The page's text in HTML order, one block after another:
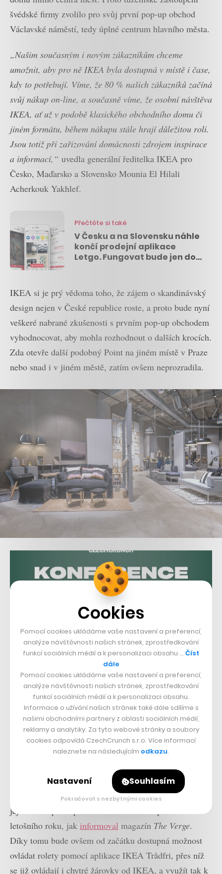
švédské firmy zvolilo pro svůj první pop-up obchod
Václavské náměstí, tedy úplné centrum hlavního města.
„Našim současným i novým zákazníkům chceme
umožnit, aby pro ně IKEA byla dostupná v místě i čase,
kdy to potřebují. Víme, že 80 % našich zákazníků začíná
svůj nákup on-line, a současně víme, že osobní návštěva
IKEA, ať už v podobě klasického obchodního domu či
jiném formátu, během nákupu stále hrají důležitou roli.
Jsou totiž při zařizování domácnosti zdrojem inspirace
a informací,“ uvedla generální ředitelka IKEA pro
Česko, Maďarsko a Slovensko Mounia El Hilali
Acherkouk Yakhlef.
Přečtěte si také
V Česku a na Slovensku náhle
končí prodejní aplikace
Letgo. Fungovat bude jen do
IKEA si je prý vědoma toho, že zájem o skandinávský
design nejen v České republice roste, a proto bude nyní
veškeré nabrané zkušenosti s prvním pop-up obchodem
vyhodnocovat, aby mohla rozhodnout o dalších krocích.
Zda otevře další podobný Point na jiném místě v Praze
nebo snad i v jiném městě, zatím ovšem neprozradila.
doplněk do domácnosti v podoběrolet ovládaných na
, kvůli práci na vylepšování firmwaru se však
jejich dostupnost přesouvá až na druhou polovinu
letošního roku, jak informoval magazín The Verge.
Díky tomu bude ovšem od začátku dostupná možnost
ovládat rolety pomocí aplikace IKEA Trådfri, přes níž
se již ovládají i chytré žárovky od IKEA, a využít tak k
Cookies
Pomocí cookies ukládáme vaše nastavení a preferencí,
analýze návštěvnosti našich stránek, zprostředkování
funkcí sociálních médií a k personalizaci obsahu … Číst
dále
Pomocí cookies ukládáme vaše nastavení a preferencí,
analýze návštěvnosti našich stránek, zprostředkování
funkcí sociálních médií a k personalizaci obsahu.
Informace o užívání našich stránek také dále sdílíme s
našimi obchodními partnery z oblasti sociálních médií,
reklamy a analytiky. Za tyto webové stránky a soubory
cookies odpovídá CzechCrunch s.r.o. Více informací
naleznete na následujícím odkazu.
Nastavení Souhlasím
Pokračovat s nezbytnými cookies